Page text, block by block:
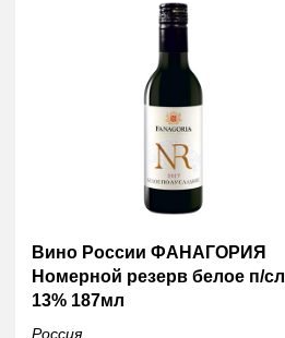
Вино России ФАНАГОРИЯ
Номерной резерв белое п/сл
13% 187мл
Россия